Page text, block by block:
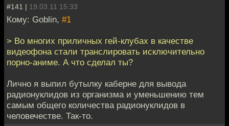
#141 | 19.03.11 15:33
Кому: Goblin, #1
> Во многих приличных гей-клубах в качестве
видеофона стали транслировать исключительно
порно-аниме. А что сделал ты?
Лично я выпил бутылку каберне для вывода
радионуклидов из организма и уменьшению тем
самым общего количества радионуклидов в
человечестве. Так-то.